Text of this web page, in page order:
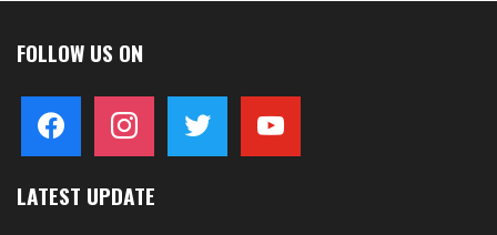
FOLLOW US ON
facebook instagram twitter youtube
LATEST UPDATE